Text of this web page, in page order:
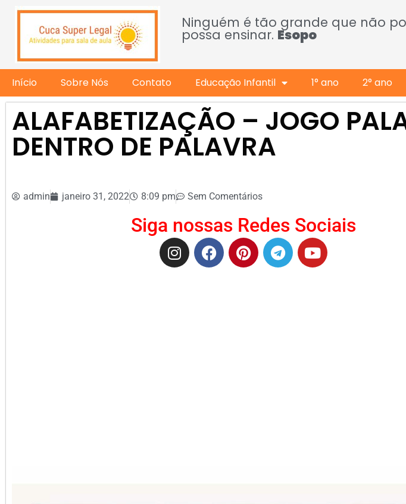
Ninguém é tão grande que não
possa ensinar. Esopo
Início Sobre Nós Contato Educação Infantil 1° ano 2° ano
ALAFABETIZAÇÃO – JOGO
DENTRO DE PALAVRA
admin janeiro 31, 2022 8:09 pm Sem Comentários
Siga nossas Redes Sociais